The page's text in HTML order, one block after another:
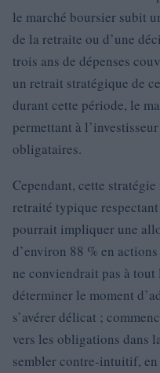
le marché boursier subit
de la retraite ou d’une
trois ans de dépenses
un retrait stratégique de
durant cette période, le
permettant à
obligataires.
Cependant, cette stratégie
retraité typique
pourrait impliquer une
d’environ 88 % en
ne conviendrait pas à
déterminer le moment
s’avérer délicat ;
vers les obligations dans
sembler contre-intuitif,